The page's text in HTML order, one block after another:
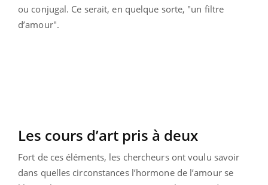
ou conjugal. Ce serait, en quelque sorte, "un filtre
d’amour".
Les cours d’art pris à deux
Fort de ces éléments, les chercheurs ont voulu savoir
dans quelles circonstances l’hormone de l’amour se